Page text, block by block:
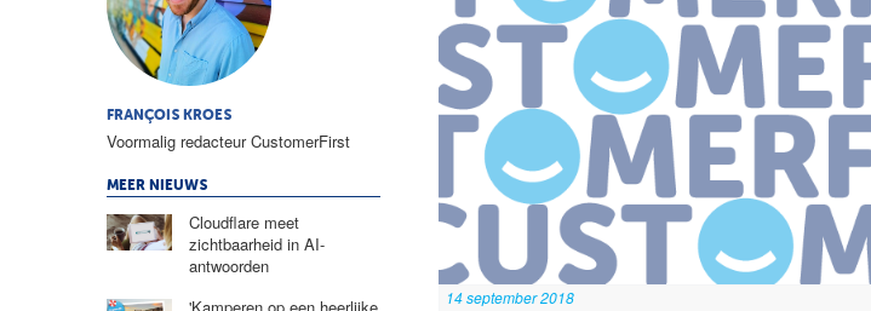
14 september 2018
FRANÇOIS KROES
Voormalig redacteur CustomerFirst
MEER NIEUWS
Cloudflare meet
zichtbaarheid in AI-
antwoorden